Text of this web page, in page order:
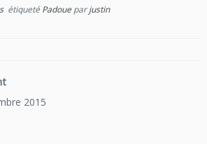
étiqueté Padoue parjustin
2015